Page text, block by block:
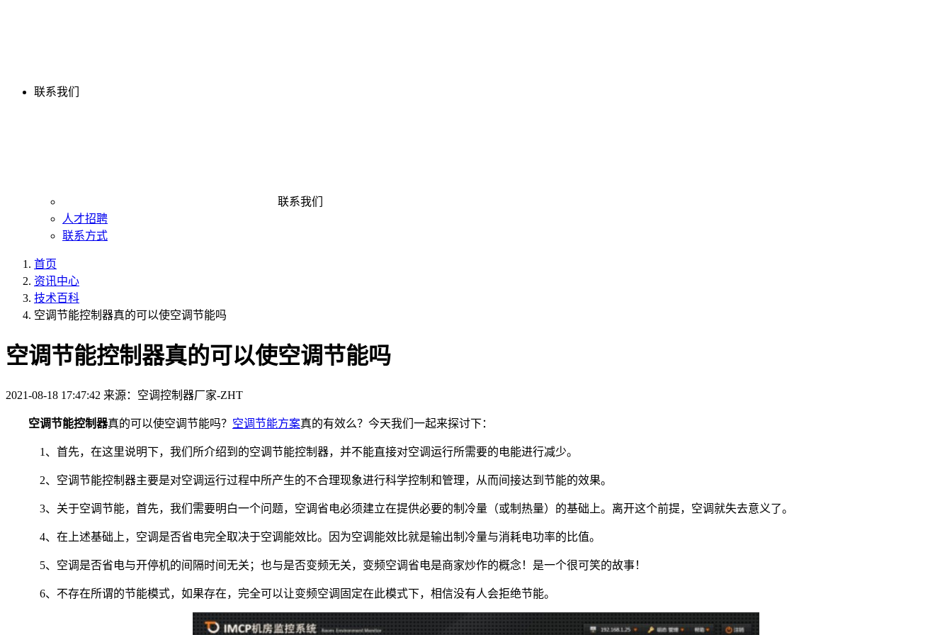
联系我们
联系我们
人才招聘
联系方式
首页
资讯中心
技术百科
空调节能控制器真的可以使空调节能吗
空调节能控制器真的可以使空调节能吗
2021-08-18 17:47:42 来源：空调控制器厂家-ZHT
空调节能控制器真的可以使空调节能吗？ 空调节能方案真的有效么？今天我们一起来探讨下：
1、首先，在这里说明下，我们所介绍到的空调节能控制器，并不能直接对空调运行所需要的电能进行减少。
2、空调节能控制器主要是对空调运行过程中所产生的不合理现象进行科学控制和管理，从而间接达到节能的效果。
3、关于空调节能，首先，我们需要明白一个问题，空调省电必须建立在提供必要的制冷量（或制热量）的基础上。离开这个前提，空调就失去意义了。
4、在上述基础上，空调是否省电完全取决于空调能效比。因为空调能效比就是输出制冷量与消耗电功率的比值。
5、空调是否省电与开停机的间隔时间无关；也与是否变频无关，变频空调省电是商家炒作的概念！是一个很可笑的故事！
6、不存在所谓的节能模式，如果存在，完全可以让变频空调固定在此模式下，相信没有人会拒绝节能。